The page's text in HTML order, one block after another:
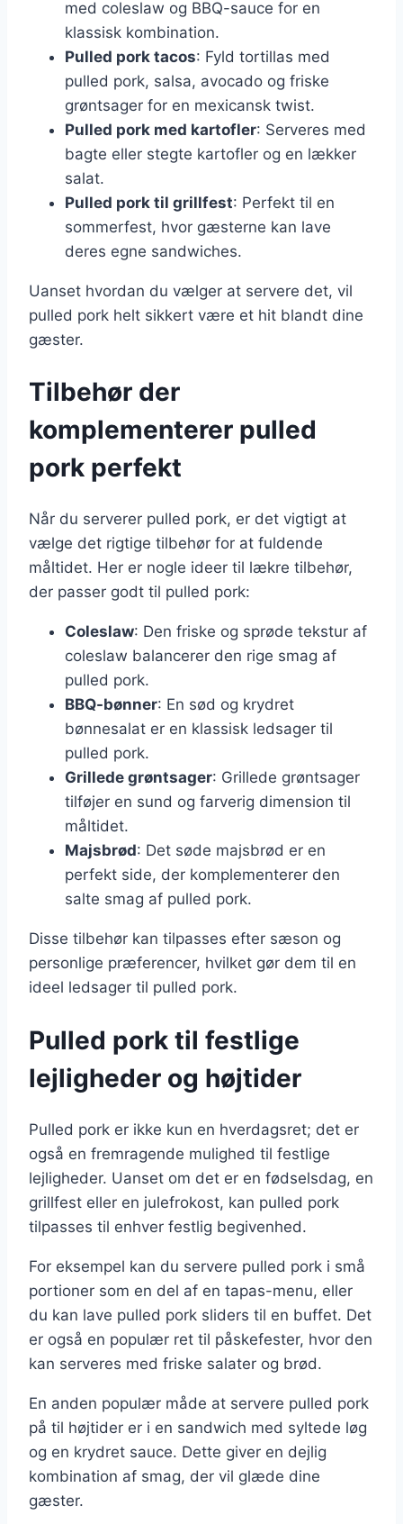
med coleslaw og BBQ-sauce for en
klassisk kombination.
Pulled pork tacos: Fyld tortillas med
pulled pork, salsa, avocado og friske
grøntsager for en mexicansk twist.
Pulled pork med kartofler: Serveres med
bagte eller stegte kartofler og en lækker
salat.
Pulled pork til grillfest: Perfekt til en
sommerfest, hvor gæsterne kan lave
deres egne sandwiches.
Uanset hvordan du vælger at servere det, vil
pulled pork helt sikkert være et hit blandt dine
gæster.
Tilbehør der
komplementerer pulled
pork perfekt
Når du serverer pulled pork, er det vigtigt at
vælge det rigtige tilbehør for at fuldende
måltidet. Her er nogle ideer til lækre tilbehør,
der passer godt til pulled pork:
Coleslaw: Den friske og sprøde tekstur af
coleslaw balancerer den rige smag af
pulled pork.
BBQ-bønner: En sød og krydret
bønnesalat er en klassisk ledsager til
pulled pork.
Grillede grøntsager: Grillede grøntsager
tilføjer en sund og farverig dimension til
måltidet.
Majsbrød: Det søde majsbrød er en
perfekt side, der komplementerer den
salte smag af pulled pork.
Disse tilbehør kan tilpasses efter sæson og
personlige præferencer, hvilket gør dem til en
ideel ledsager til pulled pork.
Pulled pork til festlige
lejligheder og højtider
Pulled pork er ikke kun en hverdagsret; det er
også en fremragende mulighed til festlige
lejligheder. Uanset om det er en fødselsdag, en
grillfest eller en julefrokost, kan pulled pork
tilpasses til enhver festlig begivenhed.
For eksempel kan du servere pulled pork i små
portioner som en del af en tapas-menu, eller
du kan lave pulled pork sliders til en buffet. Det
er også en populær ret til påskefester, hvor den
kan serveres med friske salater og brød.
En anden populær måde at servere pulled pork
på til højtider er i en sandwich med syltede løg
og en krydret sauce. Dette giver en dejlig
kombination af smag, der vil glæde dine
gæster.